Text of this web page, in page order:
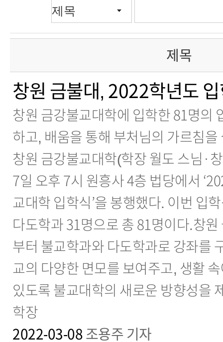
제목
창원 금불대, 2022학년도
창원 금강불교대학에 입학한 81명의
하고, 배움을 통해 부처님의 가르침을
창원 금강불교대학(학장 월도 스님·
7일 오후 7시 원흥사 4층 법당에서
교대학 입학식’을 봉행했다. 이번 입
다도학과 31명으로 총 81명이다.창
부터 불교학과와 다도학과로 강좌를
교의 다양한 면모를 보여주고, 생활
있도록 불교대학의 새로운 방향성을
학장
2022-03-08 조용주 기자